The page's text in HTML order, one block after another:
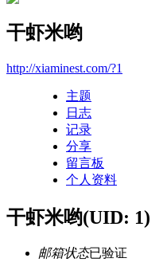
干虾米哟
http://xiaminest.com/?1
主题
日志
记录
分享
留言板
个人资料
干虾米哟(UID: 1)
邮箱状态已验证